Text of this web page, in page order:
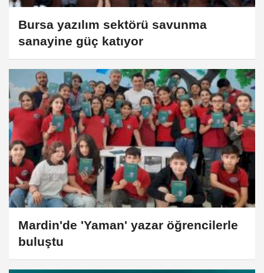
Bursa yazılım sektörü savunma
sanayine güç katıyor
Mardin'de 'Yaman' yazar öğrencilerle
buluştu